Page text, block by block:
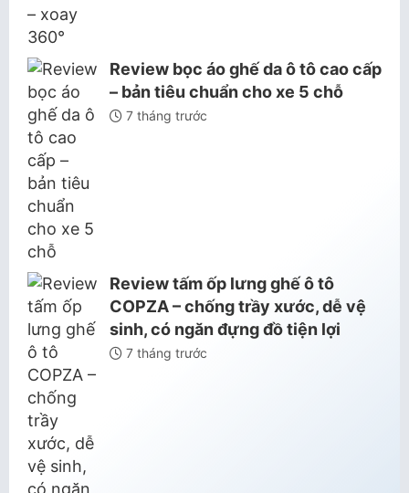
Review bọc áo ghế da ô tô cao cấp
– bản tiêu chuẩn cho xe 5 chỗ
7 tháng trước
Review tấm ốp lưng ghế ô tô
COPZA – chống trầy xước, dễ vệ
sinh, có ngăn đựng đồ tiện lợi
7 tháng trước